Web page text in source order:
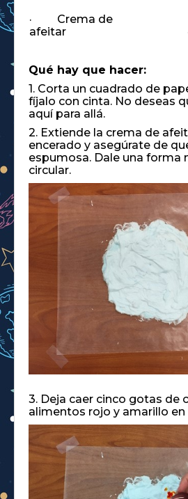
· Crema de
afeitar
Qué hay que hacer:
1. Corta un cuadrado de
fíjalo con cinta. No deseas
aquí para allá.
2. Extiende la crema de
encerado y asegúrate de
espumosa. Dale una forma
circular.
3. Deja caer cinco gotas de
alimentos rojo y amarillo en